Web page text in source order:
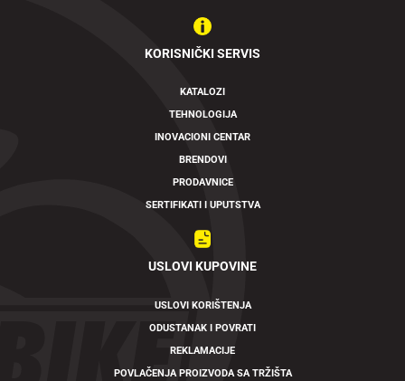
KORISNIČKI SERVIS
KATALOZI
TEHNOLOGIJA
INOVACIONI CENTAR
BRENDOVI
PRODAVNICE
SERTIFIKATI I UPUTSTVA
USLOVI KUPOVINE
USLOVI KORIŠTENJA
ODUSTANAK I POVRATI
REKLAMACIJE
POVLAČENJA PROIZVODA SA TRŽIŠTA